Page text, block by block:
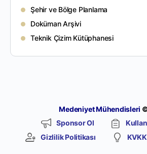
Şehir ve Bölge Planlama
Doküman Arşivi
Teknik Çizim Kütüphanesi
Medeniyet Mühendisleri
Sponsor Ol
Gizlilik Politikası
KVKK